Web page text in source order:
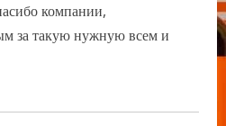
компании,
за такую нужную всем и